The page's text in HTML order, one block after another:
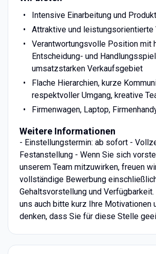
Intensive Einarbeitung und
Attraktive und leistungsorientierte
Verantwortungsvolle Position mit
Entscheidung- und
umsatzstarken Verkaufsgebiet
Flache Hierarchien, kurze
respektvoller Umgang, kreative
Firmenwagen, Laptop,
Weitere Informationen
- Einstellungstermin: ab sofort -
Festanstellung - Wenn Sie sich
unserem Team mitzuwirken, freuen
vollständige Bewerbung
Gehaltsvorstellung und
uns auch bitte kurz Ihre Motivationen
denken, dass Sie für diese Stelle